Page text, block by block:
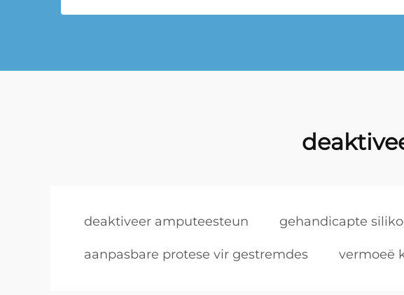
deaktiveer amputeesteun gehandicapte
aanpasbare protese vir gestremdes vermoeë